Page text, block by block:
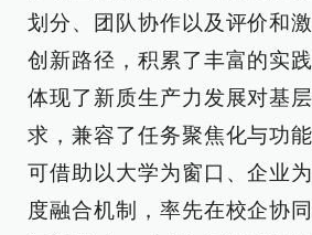
划分、团队协作以及评价和
创新路径，积累了丰富的实
体现了新质生产力发展对基
求，兼容了任务聚焦化与功
可借助以大学为窗口、企业
度融合机制，率先在校企协